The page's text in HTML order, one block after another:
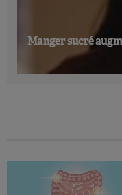
Manger sucré